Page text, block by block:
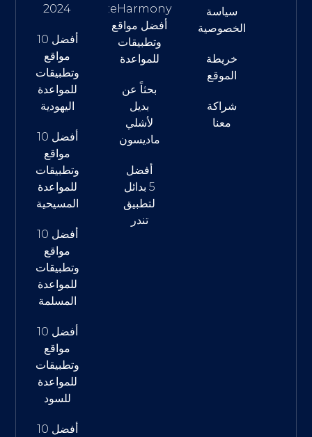
سياسة
الخصوصية
خريطة
الموقع
شراكة
معنا
eHarmony:
أفضل مواقع
وتطبيقات
للمواعدة
بحثاً عن
بديل
لأشلي
ماديسون
أفضل
5 بدائل
لتطبيق
تندر
2024
أفضل 10
مواقع
وتطبيقات
للمواعدة
اليهودية
أفضل 10
مواقع
وتطبيقات
للمواعدة
المسيحية
أفضل 10
مواقع
وتطبيقات
للمواعدة
المسلمة
أفضل 10
مواقع
وتطبيقات
للمواعدة
للسود
أفضل 10